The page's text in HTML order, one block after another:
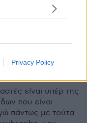
Privacy Policy
οικονομικές
είναι υπέρ της
που είναι
πάντως με τούτα